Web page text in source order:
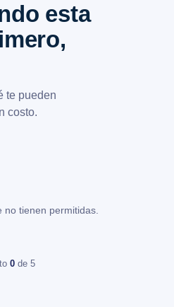
esta
te pueden
costo.
tienen permitidas.
0 de 5